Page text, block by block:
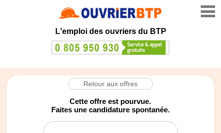
L'emploi des ouvriers du BTP
Retour aux offres
Cette offre est pourvue.
Faites une candidature spontanée.